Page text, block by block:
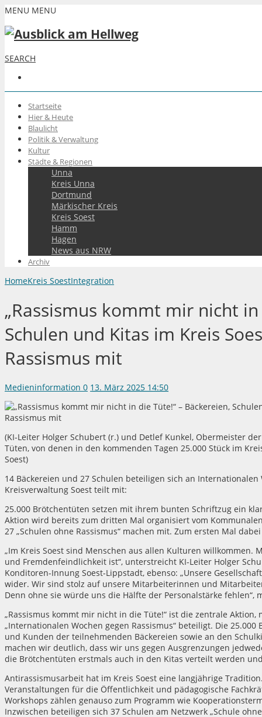
MENU MENU
SEARCH
Startseite
Hier & Heute
Blaulicht
Politik & Verwaltung
Kultur
Städte & Regionen
Unna
Kreis Unna
Dortmund
Märkischer Kreis
Kreis Soest
Hamm
Hagen
News aus NRW
Archiv
HomeKreis SoestIntegration
„Rassismus kommt mir nicht
Schulen und Kitas im Kreis
Rassismus mit
Medieninformation 0 13. März 2025 14:50
(KI-Leiter Holger Schubert (r.) und Detlef Kunkel, Obermeister
Tüten, von denen in den kommenden Tagen 25.000 Stück im
Soest)
14 Bäckereien und 27 Schulen beteiligen sich an
Kreisverwaltung Soest teilt mit:
25.000 Brötchentüten setzen mit ihrem bunten Schriftzug ein
Aktion wird bereits zum dritten Mal organisiert vom
27 „Schulen ohne Rassismus“ machen mit. Zum ersten Mal
„Im Kreis Soest sind Menschen aus allen Kulturen willkommen.
und Fremdenfeindlichkeit ist“, unterstreicht KI-Leiter Holger
Konditoren-Innung Soest-Lippstadt, ebenso: „Unsere
wider. Wir sind stolz auf unsere Mitarbeiterinnen und
Denn ohne sie würde uns die Hälfte der Personalstärke fehlen“,
„Rassismus kommt mir nicht in die Tüte!“ ist die zentrale
„Internationalen Wochen gegen Rassismus“ beteiligt. Die
und Kunden der teilnehmenden Bäckereien sowie an den
machen wir deutlich, dass wir uns gegen Ausgrenzungen
die Brötchentüten erstmals auch in den Kitas verteilt werden
Antirassismusarbeit hat im Kreis Soest eine langjährige
Veranstaltungen für die Öffentlichkeit und pädagogische
Workshops zählen genauso zum Programm wie
Inzwischen beteiligen sich 37 Schulen am Netzwerk „Schule